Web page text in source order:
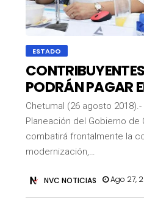
ESTADO
PODRÁN PAGAR
Chetumal (26 agosto
Planeación del Gobierno de
combatirá frontalmente la
modernización,…
NVC NOTICIAS Ago 27,